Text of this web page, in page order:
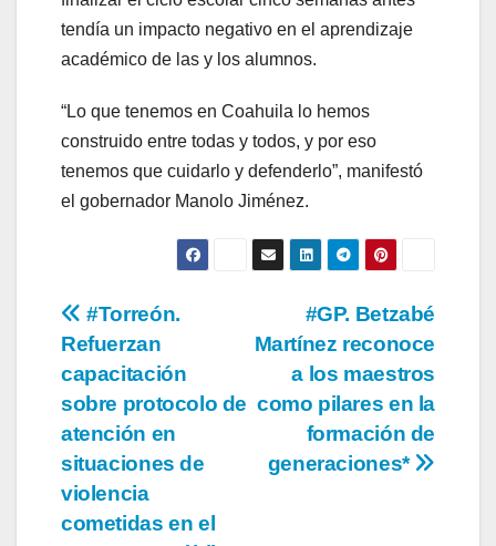
tendía un impacto negativo en el aprendizaje
académico de las y los alumnos.
“Lo que tenemos en Coahuila lo hemos
construido entre todas y todos, y por eso
tenemos que cuidarlo y defenderlo”, manifestó
el gobernador Manolo Jiménez.
Navegación
de
entradas
#GP. Betzabé
Martínez reconoce
a los maestros
como pilares en la
formación de
generaciones*
#Torreón.
Refuerzan
capacitación
sobre protocolo de
atención en
situaciones de
violencia
cometidas en el